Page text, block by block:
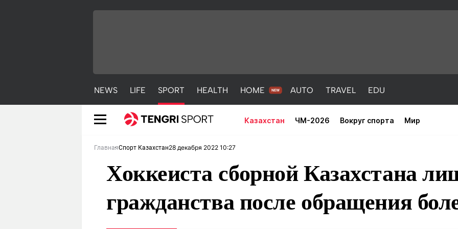
NEWS LIFE SPORT HEALTH HOME AUTO TRAVEL EDU
Казахстан ЧМ-2026 Вокруг спорта Мир
HEALTH AUTO
ГлавнаяСпорт Казахстан28 декабря 2022 10:27
Хоккеиста сборной Казахстана
гражданства после обращения